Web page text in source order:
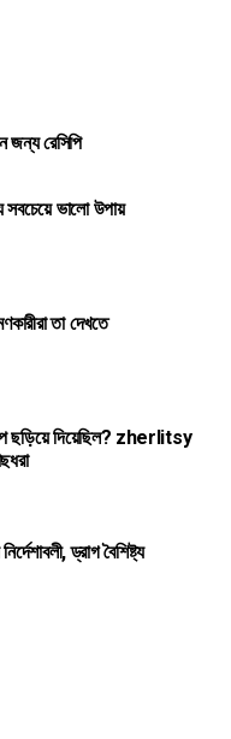
জন্য রেসিপি
সবচেয়ে ভালো উপায়
তা দেখতে
দিয়েছিল? zherlitsy
ড্রাগ বৈশিষ্ট্য